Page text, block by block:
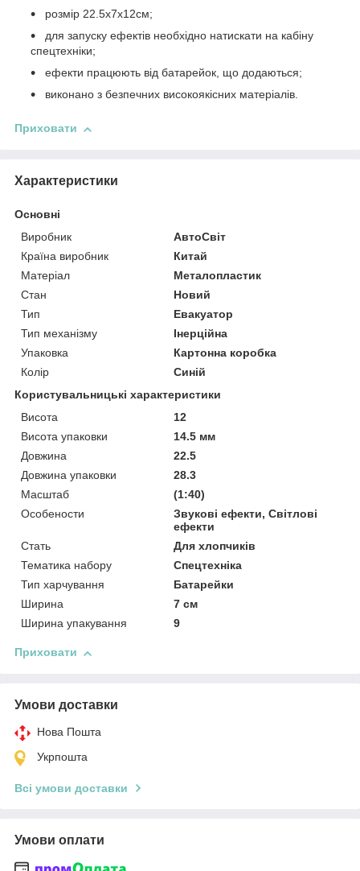
розмір 22.5х7х12см;
для запуску ефектів необхідно натискати на кабіну
спецтехніки;
ефекти працюють від батарейок, що додаються;
виконано з безпечних високоякісних матеріалів.
Приховати
Характеристики
Основні
Виробник
АвтоСвіт
Країна виробник
Китай
Матеріал
Металопластик
Стан
Новий
Тип
Евакуатор
Тип механізму
Інерційна
Упаковка
Картонна коробка
Колір
Синій
Користувальницькі характеристики
Висота
12
Висота упаковки
14.5 мм
Довжина
22.5
Довжина упаковки
28.3
Масштаб
(1:40)
Особености
Звукові ефекти, Світлові
ефекти
Стать
Для хлопчиків
Тематика набору
Спецтехніка
Тип харчування
Батарейки
Ширина
7 см
Ширина упакування
9
Приховати
Умови доставки
Нова Пошта
Укрпошта
Всі умови доставки
Умови оплати